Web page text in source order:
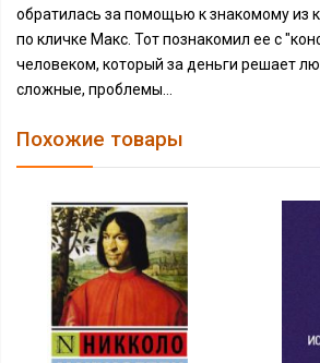
обратилась за помощью к знакомому из
по кличке Макс. Тот познакомил ее с
человеком, который за деньги решает
сложные, проблемы…
Похожие товары